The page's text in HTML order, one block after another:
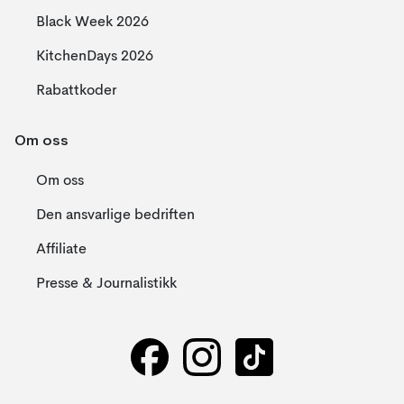
Black Week 2026
KitchenDays 2026
Rabattkoder
Om oss
Om oss
Den ansvarlige bedriften
Affiliate
Presse & Journalistikk